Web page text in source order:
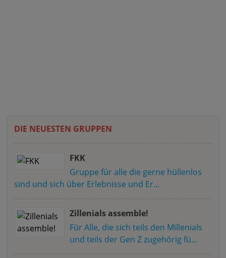
DIE NEUESTEN GRUPPEN
FKK
Gruppe für alle die gerne hüllenlos
sind und sich über Erlebnisse und Er...
Zillenials assemble!
Für Alle, die sich teils den Millenials
und teils der Gen Z zugehörig fü...